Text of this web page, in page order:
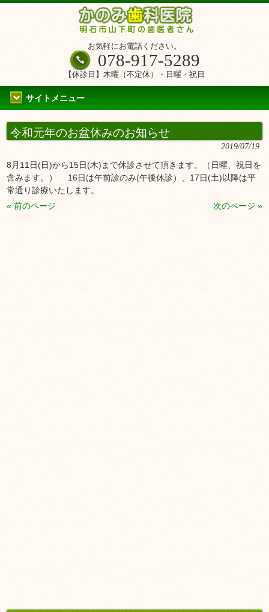
お気軽にお電話ください。
078-917-5289
【休診日】木曜（不定休）・日曜・祝日
サイトメニュー
令和元年のお盆休みのお知らせ
2019/07/19
8月11日(日)から15日(木)まで休診させて頂きます。（日曜、祝日を
含みます。） 16日は午前診のみ(午後休診）、17日(土)以降は平
常通り診療いたします。
« 前のページ
次のページ »